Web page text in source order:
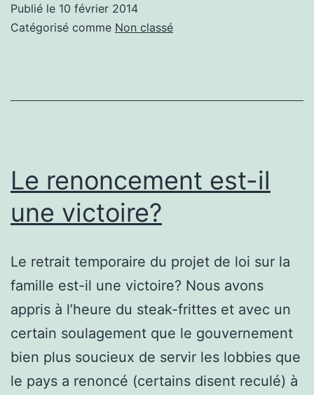
DIT
Publié le 10 février 2014
Catégorisé comme Non classé
Le renoncement est-il
une victoire?
Le retrait temporaire du projet de loi sur la
famille est-il une victoire? Nous avons
appris à l’heure du steak-frittes et avec un
certain soulagement que le gouvernement
bien plus soucieux de servir les lobbies que
le pays a renoncé (certains disent reculé) à